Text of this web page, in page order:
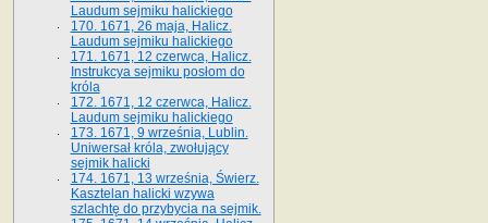
Laudum sejmiku halickiego
170. 1671, 26 maja, Halicz.
Laudum sejmiku halickiego
171. 1671, 12 czerwca, Halicz.
Instrukcya sejmiku posłom do
króla
172. 1671, 12 czerwca, Halicz.
Laudum sejmiku halickiego
173. 1671, 9 września, Lublin.
Uniwersał króla, zwołujący
sejmik halicki
174. 1671, 13 września, Świerz.
Kasztelan halicki wzywa
szlachtę do przybycia na sejmik.